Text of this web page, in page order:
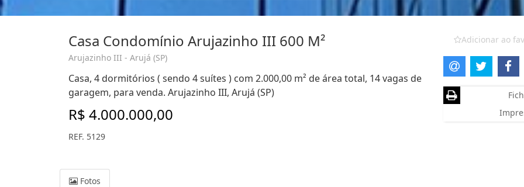
Casa Condomínio Arujazinho III 600 M²
Arujazinho III - Arujá (SP)
Casa, 4 dormitórios ( sendo 4 suítes ) com 2.000,00 m² de área total, 14 vagas de
garagem, para venda. Arujazinho III, Arujá (SP)
R$ 4.000.000,00
REF. 5129
Adicionar ao
Fotos